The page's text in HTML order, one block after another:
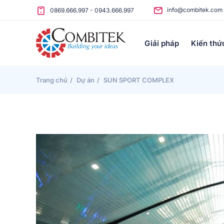
Skip to content
0869.666.997 - 0943.666.997 info@combitek.com
Giải pháp Kiến
Trang chủ Dự án SUN SPORT COMPLEX